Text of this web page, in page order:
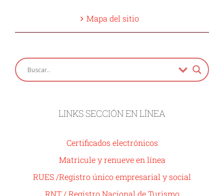
Mapa del sitio
LINKS SECCIÓN EN LÍNEA
Certificados electrónicos
Matricule y renueve en línea
RUES /Registro único empresarial y social
RNT / Registro Nacional de Turismo